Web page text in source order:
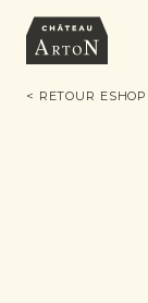
< RETOUR ESHOP